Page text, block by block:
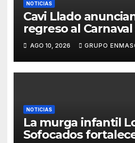
NOTICIAS
Cavi Llado
regreso al
Cruz de Tenerife
AGO 10, 2026 GRUPO
NOTICIAS
La murga infantil
Sofocados